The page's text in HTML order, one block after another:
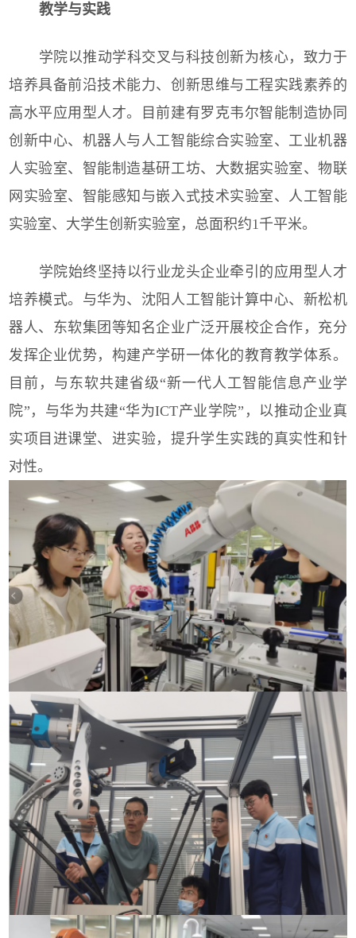
教学与实践
学院以推动学科交叉与科技创新为核心，致力于
培养具备前沿技术能力、创新思维与工程实践素养的
高水平应用型人才。目前建有罗克韦尔智能制造协同
创新中心、机器人与人工智能综合实验室、工业机器
人实验室、智能制造基研工坊、大数据实验室、物联
网实验室、智能感知与嵌入式技术实验室、人工智能
实验室、大学生创新实验室，总面积约1千平米。
学院始终坚持以行业龙头企业牵引的应用型人才
培养模式。 与华为、沈阳人工智能计算中心、新松机
器人、东软集团等知名企业广泛开展校企合作，充分
发挥企业优势，构建产学研一体化的教育教学体系。
目前，与东软共建省级“新一代人工智能信息产业学
院” ，与华为共建“华为ICT产业学院”， 以推动企业真
实项目进课堂、进实验，提升学生实践的真实性和针
对性。